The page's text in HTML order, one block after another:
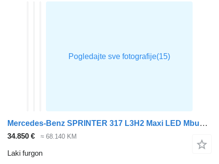
Mercedes-Benz SPRINTER 317 L3H2 Maxi LED Mbux10
34.850 € ≈ 68.140 KM
Laki furgon